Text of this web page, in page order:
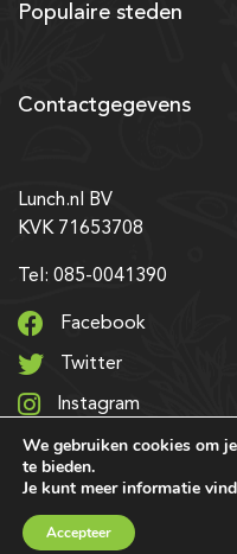
Populaire steden
Contactgegevens
Lunch.nl BV
KVK 71653708
Tel: 085-0041390
Facebook
Twitter
Instagram
LinkedIn
© 2026 Alle rechten
We gebruiken cookies om
te bieden.
Je kunt meer informatie
Accepteer